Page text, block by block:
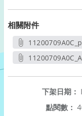
相關附件
另開
下架日期：
點閱數：